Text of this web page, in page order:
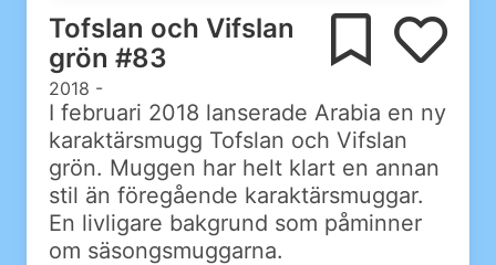
Tofslan och Vifslan
grön #83
2018 -
I februari 2018 lanserade Arabia en ny
karaktärsmugg Tofslan och Vifslan
grön. Muggen har helt klart en annan
stil än föregående karaktärsmuggar.
En livligare bakgrund som påminner
om säsongsmuggarna.